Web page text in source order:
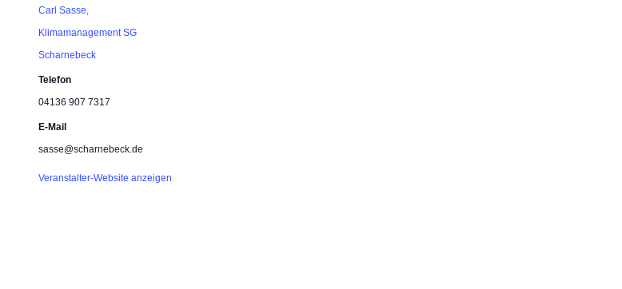
Carl Sasse,
Klimamanagement SG
Scharnebeck
Telefon
04136 907 7317
E-Mail
sasse@scharnebeck.de
Veranstalter-Website anzeigen